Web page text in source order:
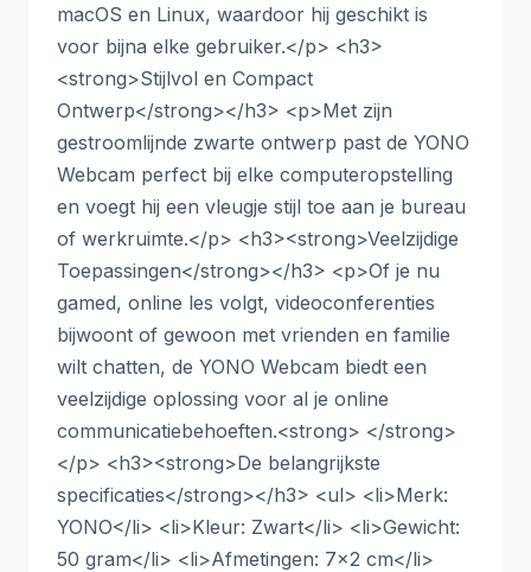
macOS en Linux, waardoor hij geschikt is
voor bijna elke gebruiker.</p> <h3>
<strong>Stijlvol en Compact
Ontwerp</strong></h3> <p>Met zijn
gestroomlijnde zwarte ontwerp past de YONO
Webcam perfect bij elke computeropstelling
en voegt hij een vleugje stijl toe aan je bureau
of werkruimte.</p> <h3><strong>Veelzijdige
Toepassingen</strong></h3> <p>Of je nu
gamed, online les volgt, videoconferenties
bijwoont of gewoon met vrienden en familie
wilt chatten, de YONO Webcam biedt een
veelzijdige oplossing voor al je online
communicatiebehoeften.<strong> </strong>
</p> <h3><strong>De belangrijkste
specificaties</strong></h3> <ul> <li>Merk:
YONO</li> <li>Kleur: Zwart</li> <li>Gewicht:
50 gram</li> <li>Afmetingen: 7x2 cm</li>